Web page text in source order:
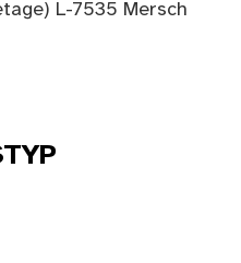
L-7535 Mersch